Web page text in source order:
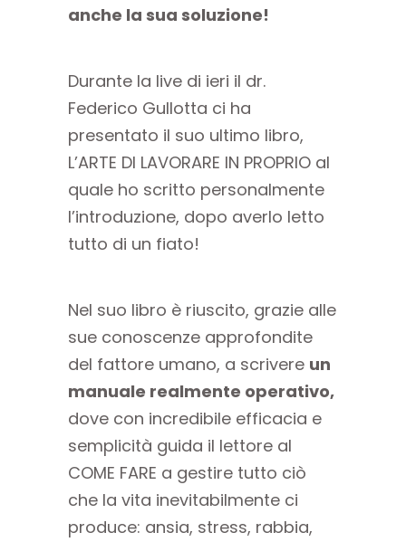
anche la sua soluzione!
Durante la live di ieri il dr.
Federico Gullotta ci ha
presentato il suo ultimo libro,
L’ARTE DI LAVORARE IN PROPRIO al
quale ho scritto personalmente
l’introduzione, dopo averlo letto
tutto di un fiato!
Nel suo libro è riuscito, grazie alle
sue conoscenze approfondite
del fattore umano, a scrivere un
manuale realmente operativo,
dove con incredibile efficacia e
semplicità guida il lettore al
COME FARE a gestire tutto ciò
che la vita inevitabilmente ci
produce: ansia, stress, rabbia,